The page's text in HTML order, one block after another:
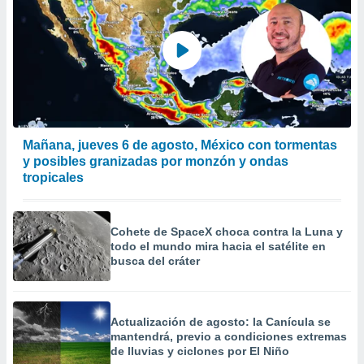
datos
momento
un
o acceder
datos
perfiles
utilizar
Mañana, jueves 6 de agosto, México con tormentas
y posibles granizadas por monzón y ondas
tropicales
Cohete de SpaceX choca contra la Luna y
todo el mundo mira hacia el satélite en
busca del cráter
Actualización de agosto: la Canícula se
mantendrá, previo a condiciones extremas
de lluvias y ciclones por El Niño